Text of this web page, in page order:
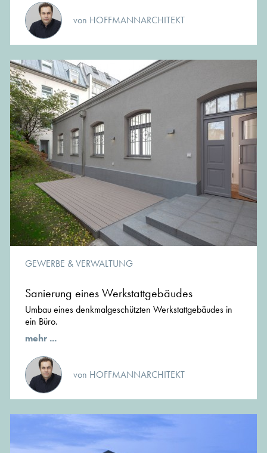
von HOFFMANNARCHITEKT
GEWERBE & VERWALTUNG
Sanierung eines Werkstattgebäudes
Umbau eines denkmalgeschützten Werkstattgebäudes in
ein Büro.
mehr ...
von HOFFMANNARCHITEKT